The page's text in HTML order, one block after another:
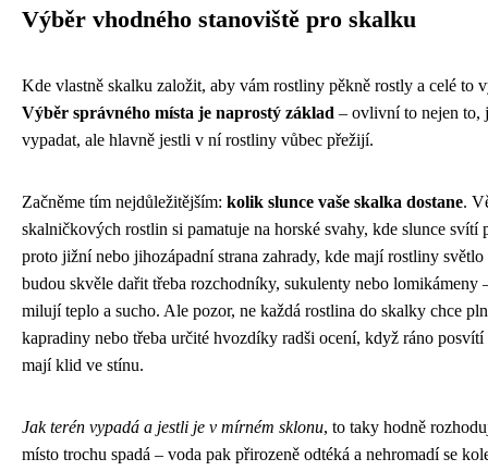
Výběr vhodného stanoviště pro skalku
Kde vlastně skalku založit, aby vám rostliny pěkně rostly a celé to
Výběr správného místa je naprostý základ – ovlivní to nejen to,
vypadat, ale hlavně jestli v ní rostliny vůbec přežijí.
Začněme tím nejdůležitějším: kolik slunce vaše skalka dostane.
skalničkových rostlin si pamatuje na horské svahy, kde slunce svítí
proto jižní nebo jihozápadní strana zahrady, kde mají rostliny
budou skvěle dařit třeba rozchodníky, sukulenty nebo lomikámeny
milují teplo a sucho. Ale pozor, ne každá rostlina do skalky chce
kapradiny nebo třeba určité hvozdíky radši ocení, když ráno posvítí
mají klid ve stínu.
Jak terén vypadá a jestli je v mírném sklonu, to taky hodně
místo trochu spadá – voda pak přirozeně odtéká a nehromadí se